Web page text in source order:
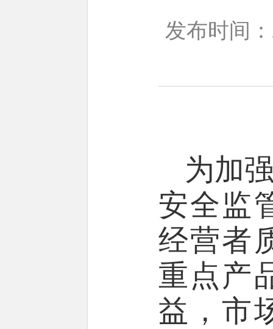
发布时间
为加
安全监
经营者
重点产
益，市